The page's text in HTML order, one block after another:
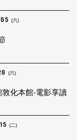
(六)
(六)
化本館-電影享讀
(二)